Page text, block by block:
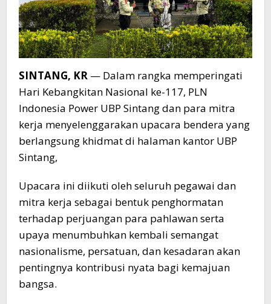
SINTANG, KR — Dalam rangka memperingati
Hari Kebangkitan Nasional ke-117, PLN
Indonesia Power UBP Sintang dan para mitra
kerja menyelenggarakan upacara bendera yang
berlangsung khidmat di halaman kantor UBP
Sintang,
Upacara ini diikuti oleh seluruh pegawai dan
mitra kerja sebagai bentuk penghormatan
terhadap perjuangan para pahlawan serta
upaya menumbuhkan kembali semangat
nasionalisme, persatuan, dan kesadaran akan
pentingnya kontribusi nyata bagi kemajuan
bangsa.